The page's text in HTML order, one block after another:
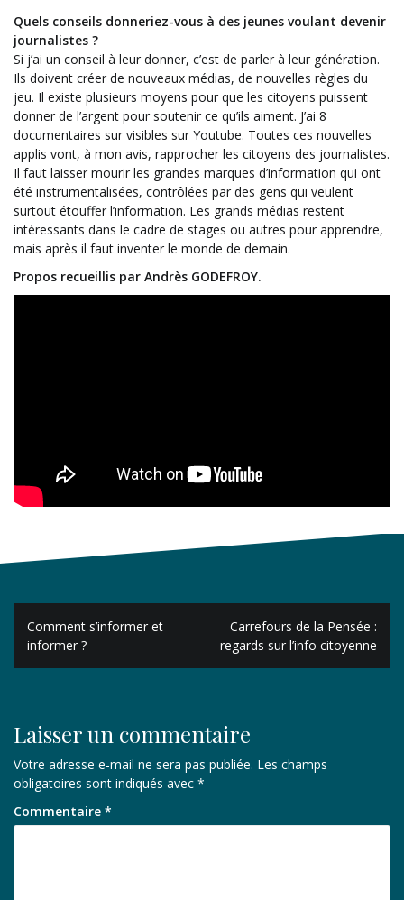
Quels conseils donneriez-vous à des jeunes voulant devenir
journalistes ?
Si j’ai un conseil à leur donner, c’est de parler à leur génération.
Ils doivent créer de nouveaux médias, de nouvelles règles du
jeu. Il existe plusieurs moyens pour que les citoyens puissent
donner de l’argent pour soutenir ce qu’ils aiment. J’ai 8
documentaires sur visibles sur Youtube. Toutes ces nouvelles
applis vont, à mon avis, rapprocher les citoyens des journalistes.
Il faut laisser mourir les grandes marques d’information qui ont
été instrumentalisées, contrôlées par des gens qui veulent
surtout étouffer l’information. Les grands médias restent
intéressants dans le cadre de stages ou autres pour apprendre,
mais après il faut inventer le monde de demain.
Propos recueillis par Andrès GODEFROY.
Navigation
de
l’article
Comment s’informer et
informer ?
Carrefours de la Pensée :
regards sur l’info citoyenne
Laisser un commentaire
Votre adresse e-mail ne sera pas publiée. Les champs
obligatoires sont indiqués avec *
Commentaire *